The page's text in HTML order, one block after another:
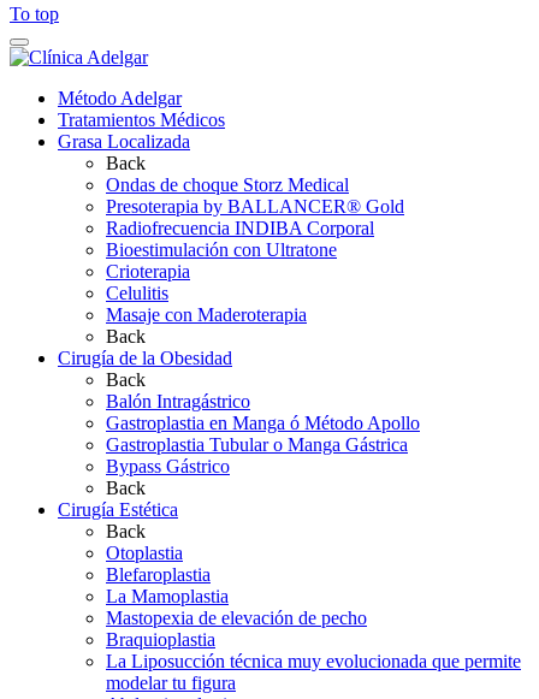
To top
Método Adelgar
Tratamientos Médicos
Grasa Localizada
Back
Ondas de choque Storz Medical
Presoterapia by BALLANCER® Gold
Radiofrecuencia INDIBA Corporal
Bioestimulación con Ultratone
Crioterapia
Celulitis
Masaje con Maderoterapia
Back
Cirugía de la Obesidad
Back
Balón Intragástrico
Gastroplastia en Manga ó Método Apollo
Gastroplastia Tubular o Manga Gástrica
Bypass Gástrico
Back
Cirugía Estética
Back
Otoplastia
Blefaroplastia
La Mamoplastia
Mastopexia de elevación de pecho
Braquioplastia
La Liposucción técnica muy evolucionada que permite
modelar tu figura